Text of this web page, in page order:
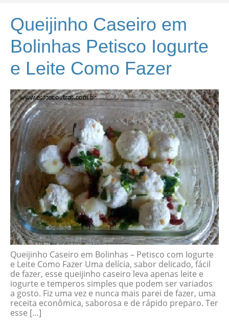
Queijinho Caseiro em
Bolinhas Petisco Iogurte
e Leite Como Fazer
Queijinho Caseiro em Bolinhas – Petisco com Iogurte
e Leite Como Fazer Uma delícia, sabor delicado, fácil
de fazer, esse queijinho caseiro leva apenas leite e
iogurte e temperos simples que podem ser variados
a gosto. Fiz uma vez e nunca mais parei de fazer, uma
receita econômica, saborosa e de rápido preparo. Ter
esse […]